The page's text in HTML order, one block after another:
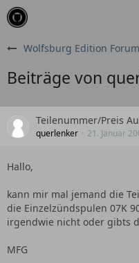
Wolfsburg Edition Forum
Beiträge von
Teilenummer/Preis
querlenker 21. Januar
Hallo,
kann mir mal jemand die
die Einzelzündspulen 07K
irgendwie nicht oder gibts
MFG